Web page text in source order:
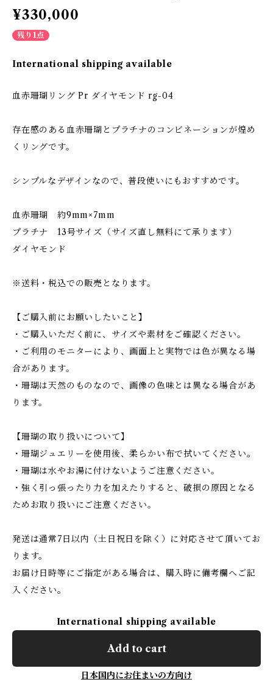
¥330,000
残り1点
International shipping available
血赤珊瑚リング Pr ダイヤモンド rg-04
存在感のある血赤珊瑚とプラチナのコンビネーションが煌め
くリングです。
シンプルなデザインなので、普段使いにもおすすめです。
血赤珊瑚 約9mm×7mm
プラチナ 13号サイズ（サイズ直し無料にて承ります）
ダイヤモンド
※送料・税込での販売となります。
【ご購入前にお願いしたいこと】
・ご購入いただく前に、サイズや素材をご確認ください。
・ご利用のモニターにより、画面上と実物では色が異なる場
合があります。
・珊瑚は天然のものなので、画像の色味とは異なる場合があ
ります。
【珊瑚の取り扱いについて】
・珊瑚ジュエリーを使用後、柔らかい布で拭いてください。
・珊瑚は水やお湯に付けないようご注意ください。
・強く引っ張ったり力を加えたりすると、破損の原因となる
ためお取り扱いにご注意ください。
発送は通常7日以内（土日祝日を除く）に対応させて頂いてお
ります。
お届け日時等にご指定がある場合は、購入時に備考欄へご記
入ください。
International shipping available
Add to cart
日本国内にお住まいの方向け